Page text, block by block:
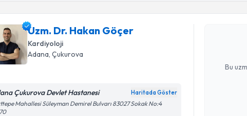
Uzm. Dr. Hakan Göçer
Kardiyoloji
Adana, Çukurova
Çukurova Devlet Hastanesi Haritada Göster
Mahallesi Süleyman Demirel Bulvarı 83027 Sokak No:4
Bu
Uzm. Dr.
Size bu
Kişisel